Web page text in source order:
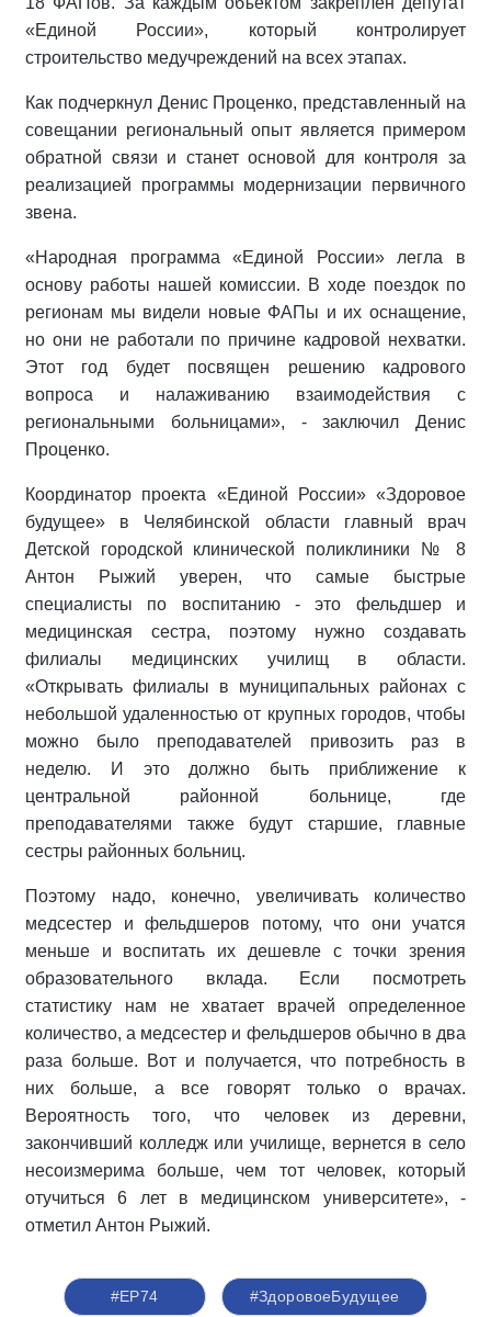
«Единой России», который контролирует
строительство медучреждений на всех этапах.
Как подчеркнул Денис Проценко, представленный на
совещании региональный опыт является примером
обратной связи и станет основой для контроля за
реализацией программы модернизации первичного
звена.
«Народная программа «Единой России» легла в
основу работы нашей комиссии. В ходе поездок по
регионам мы видели новые ФАПы и их оснащение,
но они не работали по причине кадровой нехватки.
Этот год будет посвящен решению кадрового
вопроса и налаживанию взаимодействия с
региональными больницами», - заключил Денис
Проценко.
Координатор проекта «Единой России» «Здоровое
будущее» в Челябинской области главный врач
Детской городской клинической поликлиники № 8
Антон Рыжий уверен, что самые быстрые
специалисты по воспитанию - это фельдшер и
медицинская сестра, поэтому нужно создавать
филиалы медицинских училищ в области.
«Открывать филиалы в муниципальных районах с
небольшой удаленностью от крупных городов, чтобы
можно было преподавателей привозить раз в
неделю. И это должно быть приближение к
центральной районной больнице, где
преподавателями также будут старшие, главные
сестры районных больниц.
Поэтому надо, конечно, увеличивать количество
медсестер и фельдшеров потому, что они учатся
меньше и воспитать их дешевле с точки зрения
образовательного вклада. Если посмотреть
статистику нам не хватает врачей определенное
количество, а медсестер и фельдшеров обычно в два
раза больше. Вот и получается, что потребность в
них больше, а все говорят только о врачах.
Вероятность того, что человек из деревни,
закончивший колледж или училище, вернется в село
несоизмерима больше, чем тот человек, который
отучиться 6 лет в медицинском университете», -
отметил Антон Рыжий.
#ЕР74 #ЗдоровоеБудущее